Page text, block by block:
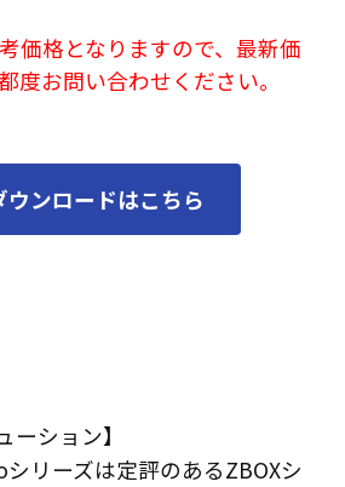
価格となりますので、最新価
度お問い合わせください。
ウンロードはこちら
ーション】
シリーズは定評のあるZBOXシ